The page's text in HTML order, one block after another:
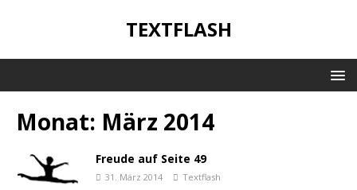
TEXTFLASH
Monat: März 2014
Freude auf Seite 49
31. März 2014 Textflash